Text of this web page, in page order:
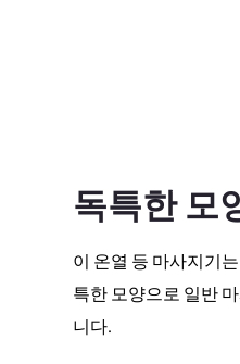
독특한 모
이 온열 등 마사지기
특한 모양으로 일반
니다.